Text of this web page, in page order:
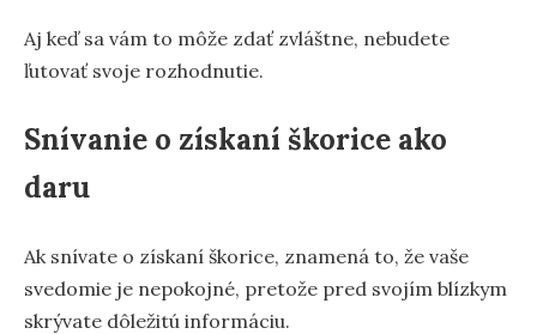
Aj keď sa vám to môže zdať zvláštne, nebudete
ľutovať svoje rozhodnutie.
Snívanie o získaní škorice ako
daru
Ak snívate o získaní škorice, znamená to, že vaše
svedomie je nepokojné, pretože pred svojím blízkym
skrývate dôležitú informáciu.